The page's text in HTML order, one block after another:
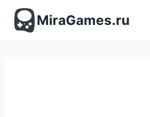
содержимомуMiraGames.ru